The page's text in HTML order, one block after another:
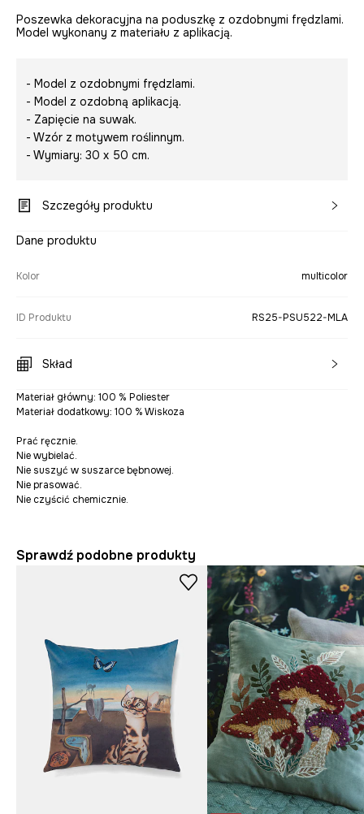
Poszewka dekoracyjna na poduszkę z ozdobnymi frędzlami.
Model wykonany z materiału z aplikacją.
- Model z ozdobnymi frędzlami.
- Model z ozdobną aplikacją.
- Zapięcie na suwak.
- Wzór z motywem roślinnym.
- Wymiary: 30 x 50 cm.
Szczegóły produktu
Dane produktu
Kolor multicolor
ID Produktu RS25-PSU522-MLA
Skład
Materiał główny: 100 % Poliester
Materiał dodatkowy: 100 % Wiskoza
Prać ręcznie.
Nie wybielać.
Nie suszyć w suszarce bębnowej.
Nie prasować.
Nie czyścić chemicznie.
Sprawdź podobne produkty